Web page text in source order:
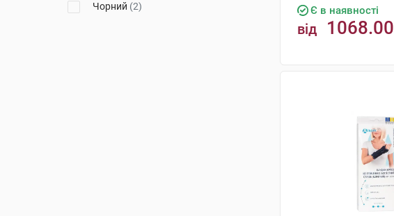
Чорний (2) Є в наявності
від 1068.00